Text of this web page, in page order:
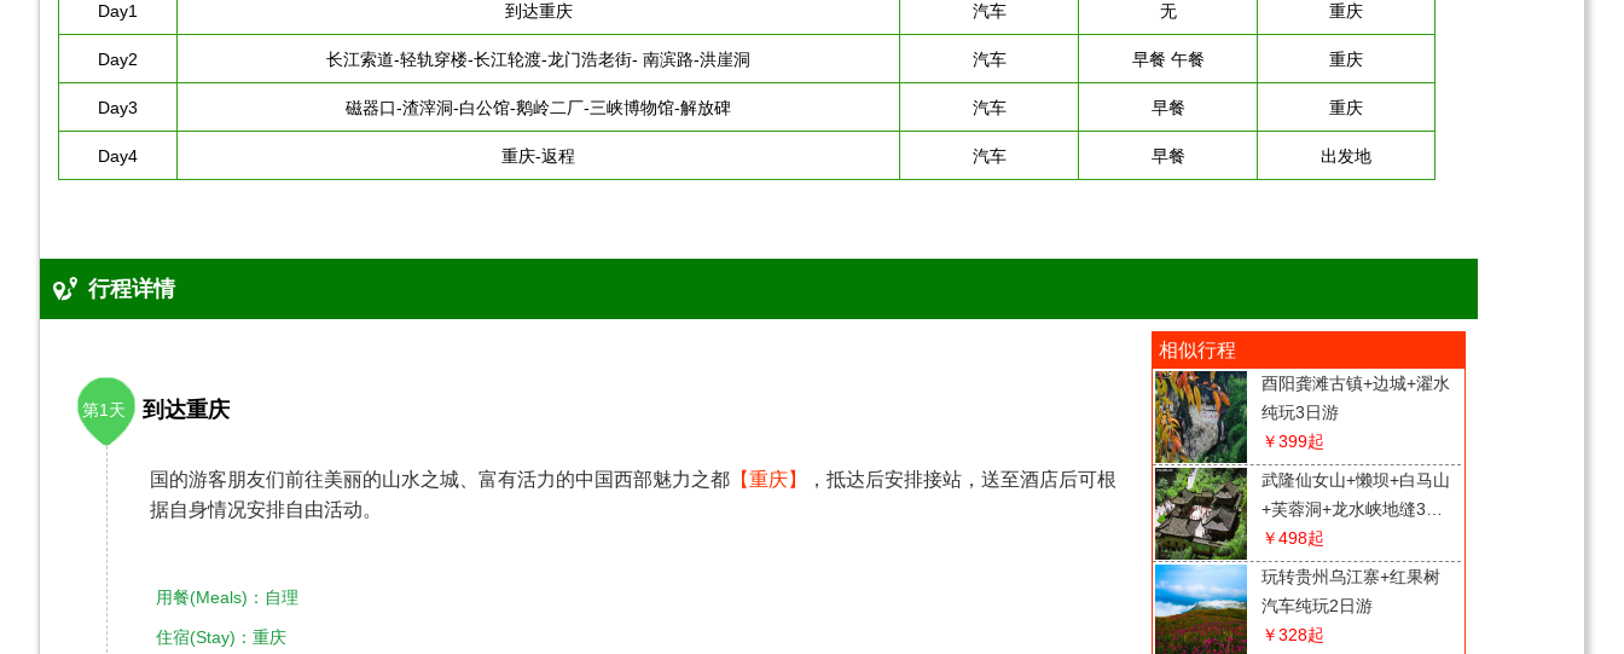
Day1 到达重庆 汽车 无 重庆
Day2 长江索道-轻轨穿楼-长江轮渡-龙门浩老街- 南滨路-洪崖洞 汽车 早餐 午餐 重庆
Day3 磁器口-渣滓洞-白公馆-鹅岭二厂-三峡博物馆-解放碑 汽车 早餐 重庆
Day4 重庆-返程 汽车 早餐 出发地
行程详情
第1天 到达重庆
国的游客朋友们前往美丽的山水之城、富有活力的中国西部魅力之都 【重庆】
，抵达后安排接站，送至酒店后可根
据自身情况安排自由活动。
用餐(Meals)：自理
住宿(Stay)：重庆
相似行程
酉阳龚滩古镇+边城+濯水
纯玩3日游
￥399起
武隆仙女山+懒坝+白马山
+芙蓉洞+龙水峡地缝3日
游
￥498起
玩转贵州乌江寨+红果树
汽车纯玩2日游
￥328起